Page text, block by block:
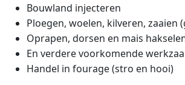
Bouwland injecteren
Ploegen, woelen, kilveren, zaaien
Oprapen, dorsen en mais
En verdere voorkomende
Handel in fourage (stro en hooi)